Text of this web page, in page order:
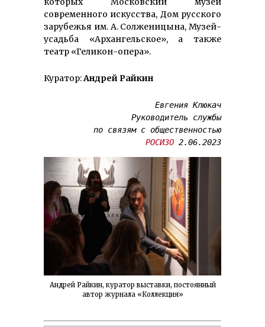
современного искусства, Дом русского
зарубежья им. А. Солженицына, Музей-
усадьба «Архангельское», а также
театр «Геликон-опера».
Куратор:Андрей Райкин
Евгения Клюкач
Руководитель службы
РОСИЗО 2.06.2023
Андрей Райкин, куратор выставки, постоянный
автор журнала «Коллекция»